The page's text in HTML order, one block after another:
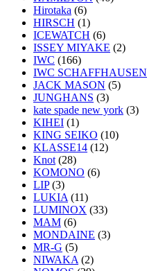
Hirotaka (6)
HIRSCH (1)
ICEWATCH (6)
ISSEY MIYAKE (2)
IWC (166)
IWC SCHAFFHAUSEN
JACK MASON (5)
JUNGHANS (3)
kate spade new york (3)
KIHEI (1)
KING SEIKO (10)
KLASSE14 (12)
Knot (28)
KOMONO (6)
LIP(3)
LUKIA (11)
LUMINOX (33)
MAM (6)
MONDAINE (3)
MR-G (5)
NIWAKA (2)